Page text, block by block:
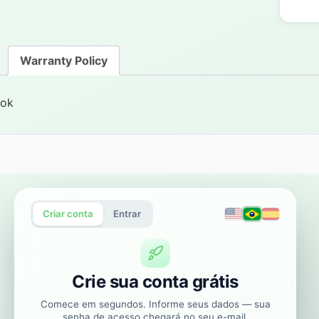
Warranty Policy
ok
Criar conta Entrar
Crie sua conta grátis
Comece em segundos. Informe seus dados — sua